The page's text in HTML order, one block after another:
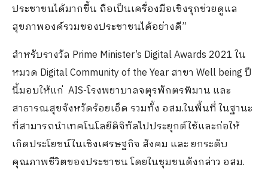
ประชาชนได้มากขึ้น ถือเป็นเครื่องมือเชิงรุกช่วยดูแล
สุขภาพองค์รวมของประชาชนได้อย่างดี”
สำหรับรางวัล Prime Minister’s Digital Awards 2021 ใน
หมวด Digital Community of the Year สาขา Well being ปี
นี้มอบให้แก่ AIS-โรงพยาบาลจตุรพักตรพิมาน และ
สาธารณสุขจังหวัดร้อยเอ็ด รวมทั้ง อสม.ในพื้นที่ ในฐานะ
ที่สามารถนำเทคโนโลยีดิจิทัลไปประยุกต์ใช้และก่อให้
เกิดประโยชน์ในเชิงเศรษฐกิจ สังคม และ ยกระดับ
คุณภาพชีวิตของประชาชน โดยในชุมชนดังกล่าว อสม.